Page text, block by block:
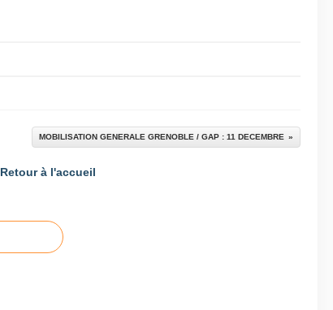
MOBILISATION GENERALE GRENOBLE / GAP : 11 DECEMBRE
Retour à l'accueil